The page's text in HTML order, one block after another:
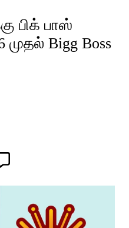
பிக் பாஸ்
Bigg Boss